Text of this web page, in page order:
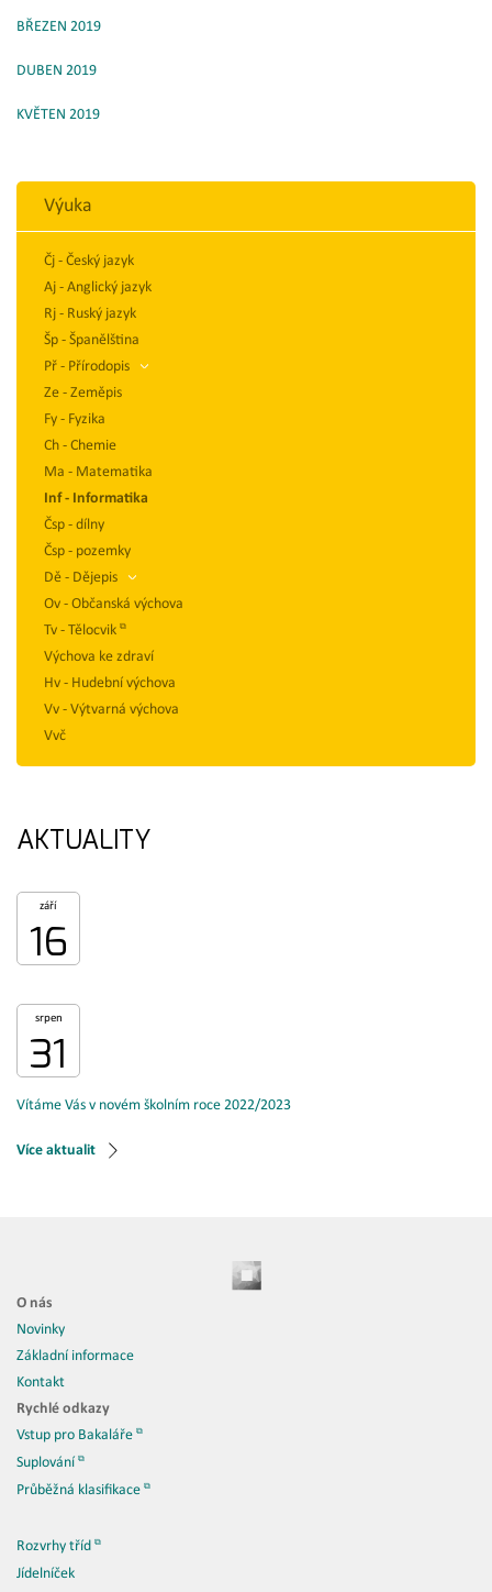
BŘEZEN 2019
DUBEN 2019
KVĚTEN 2019
Výuka
Čj - Český jazyk
Aj - Anglický jazyk
Rj - Ruský jazyk
Šp - Španělština
Př - Přírodopis
Ze - Zeměpis
Fy - Fyzika
Ch - Chemie
Ma - Matematika
Inf - Informatika
Čsp - dílny
Čsp - pozemky
Dě - Dějepis
Ov - Občanská výchova
Tv - Tělocvik
Výchova ke zdraví
Hv - Hudební výchova
Vv - Výtvarná výchova
Vvč
AKTUALITY
září
16
srpen
31
Vítáme Vás v novém školním roce 2022/2023
Více aktualit
O nás
Novinky
Základní informace
Kontakt
Rychlé odkazy
Vstup pro Bakaláře
Suplování
Průběžná klasifikace
Rozvrhy tříd
Jídelníček